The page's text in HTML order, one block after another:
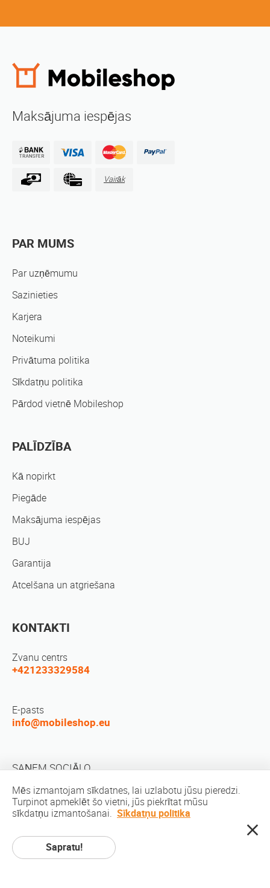
Maksājuma iespējas
Vairāk
PAR MUMS
Par uzņēmumu
Sazinieties
Karjera
Noteikumi
Privātuma politika
Sīkdatņu politika
Pārdod vietnē Mobileshop
PALĪDZĪBA
Kā nopirkt
Piegāde
Maksājuma iespējas
BUJ
Garantija
Atcelšana un atgriešana
KONTAKTI
Zvanu centrs
+421233329584
E-pasts
info@mobileshop.eu
SAŅEM SOCIĀLO
Autortiesības © 2010-2026 MobileShop.eu. Visas tiesības aizsargātas. Visi
Mēs izmantojam sīkdatnes, lai uzlabotu jūsu pieredzi.
Turpinot apmeklēt šo vietni, jūs piekrītat mūsu
sīkdatņu izmantošanai. Sīkdatņu politika
Sapratu!